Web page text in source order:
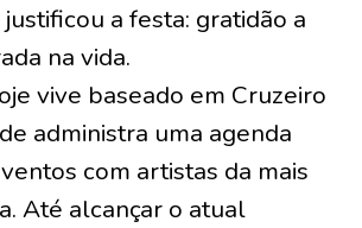
a festa: gratidão a
na vida.
vive baseado em Cruzeiro
administra uma agenda
com artistas da mais
Até alcançar o atual